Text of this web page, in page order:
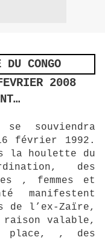
DU CONGO
2008
souviendra
février 1992.
la houlette du
des
, femmes et
manifestent
de l’ex-Zaïre,
raison valable,
place, , des